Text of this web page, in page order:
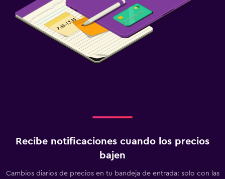
Recibe notificaciones cuando los precios
bajen
Cambios diarios de precios en tu bandeja de entrada: solo con las